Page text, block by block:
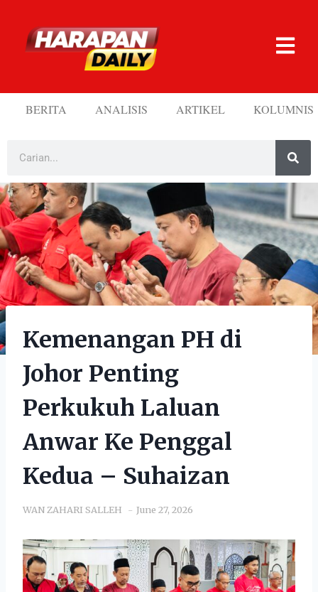
BERITA ANALISIS ARTIKEL KOLUMNIS
Kemenangan PH di
Johor Penting
Perkukuh Laluan
Anwar Ke Penggal
Kedua – Suhaizan
WAN ZAHARI SALLEH June 27, 2026